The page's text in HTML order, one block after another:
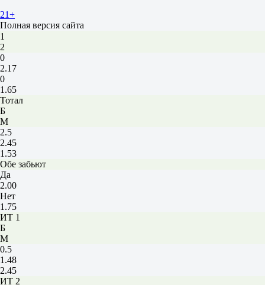
1.33
Фора
1
2
0
2.17
0
1.65
Тотал
Б
М
2.5
2.45
1.53
Обе забьют
Да
2.00
Нет
1.75
ИТ 1
Б
М
0.5
1.48
2.45
ИТ 2
21+
Полная версия сайта